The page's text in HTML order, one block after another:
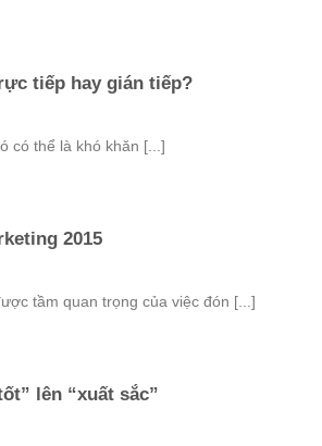
tiếp hay gián tiếp?
có thể là khó khăn [...]
2015
tầm quan trọng của việc đón [...]
lên “xuất sắc”